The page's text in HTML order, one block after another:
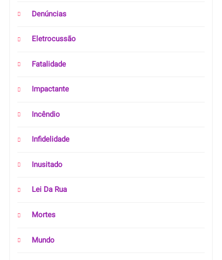
Denúncias
Eletrocussão
Fatalidade
Impactante
Incêndio
Infidelidade
Inusitado
Lei Da Rua
Mortes
Mundo